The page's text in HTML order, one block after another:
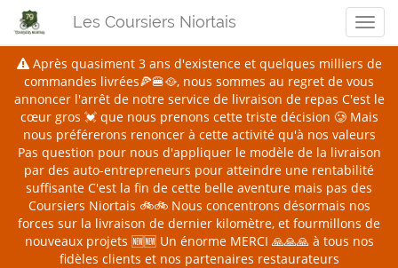
Menu
Les Coursiers Niortais
Après quasiment 3 ans d'existence et quelques milliers de
commandes livrées🍕🍔🥘, nous sommes au regret de vous
annoncer l'arrêt de notre service de livraison de repas C'est le
cœur gros 💓 que nous prenons cette triste décision 🥲 Mais
nous préférerons renoncer à cette activité qu'à nos valeurs
Pas question pour nous d'appliquer le modèle de la livraison
par des auto-entrepreneurs pour atteindre une rentabilité
suffisante C'est la fin de cette belle aventure mais pas des
Coursiers Niortais 🚲🚲 Nous concentrons désormais nos
forces sur la livraison de dernier kilomètre, et fourmillons de
nouveaux projets 🆕🆕 Un énorme MERCI 🙏🙏🙏 à tous nos
fidèles clients et nos partenaires restaurateurs